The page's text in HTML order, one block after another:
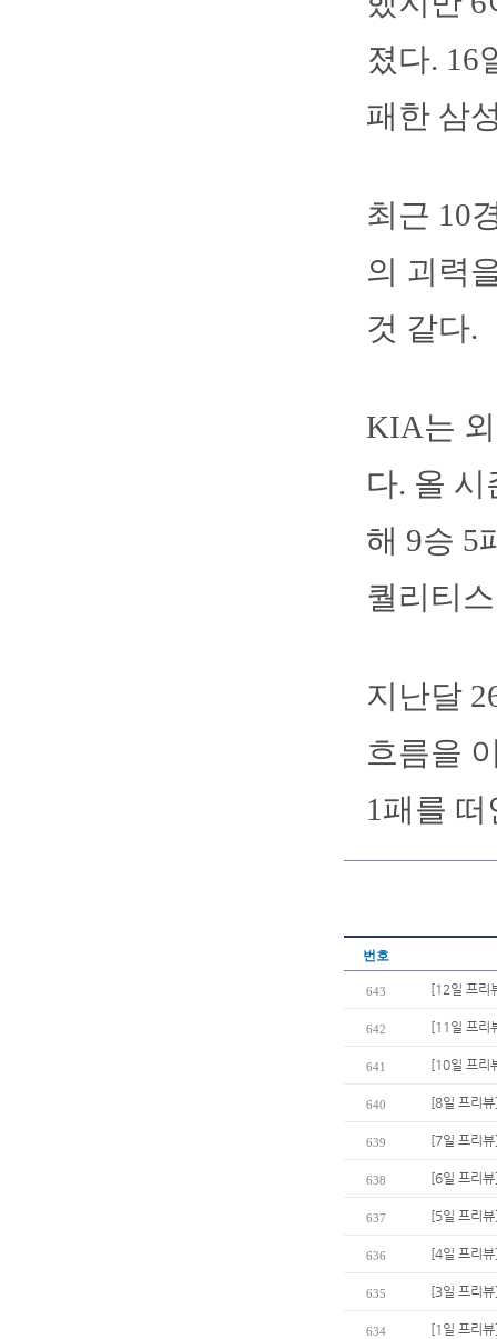
졌다. 16
패한 삼
최근 10
의 괴력
것 같다.
KIA는
다. 올
해 9승 5
퀄리티
지난달
흐름을
1패를 떠
번호
643 [12일 프리
642 [11일 프리
641 [10일 프리
640 [8일 프리
639 [7일 프리
638 [6일 프리
637 [5일 프리
636 [4일 프리
635 [3일 프리
634 [1일 프리